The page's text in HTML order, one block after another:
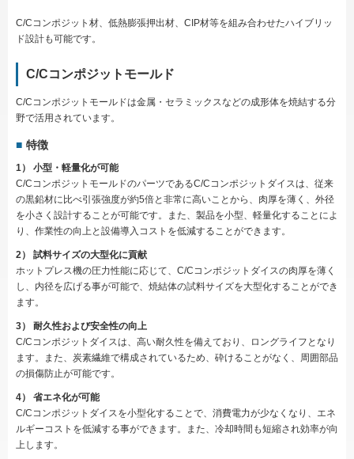
C/Cコンポジット材、低熱膨張押出材、CIP材等を組み合わせたハイブリッ
ド設計も可能です。
C/Cコンポジットモールド
C/Cコンポジットモールドは金属・セラミックスなどの成形体を焼結する分
野で活用されています。
特徴
1） 小型・軽量化が可能
C/CコンポジットモールドのパーツであるC/Cコンポジットダイスは、従来
の黒鉛材に比べ引張強度が約5倍と非常に高いことから、肉厚を薄く、外径
を小さく設計することが可能です。また、製品を小型、軽量化することによ
り、作業性の向上と設備導入コストを低減することができます。
2） 試料サイズの大型化に貢献
ホットプレス機の圧力性能に応じて、C/Cコンポジットダイスの肉厚を薄く
し、内径を広げる事が可能で、焼結体の試料サイズを大型化することができ
ます。
3） 耐久性および安全性の向上
C/Cコンポジットダイスは、高い耐久性を備えており、ロングライフとなり
ます。また、炭素繊維で構成されているため、砕けることがなく、周囲部品
の損傷防止が可能です。
4） 省エネ化が可能
C/Cコンポジットダイスを小型化することで、消費電力が少なくなり、エネ
ルギーコストを低減する事ができます。また、冷却時間も短縮され効率が向
上します。